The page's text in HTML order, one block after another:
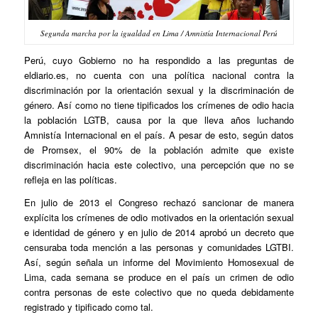
Segunda marcha por la igualdad en Lima / Amnistía Internacional Perú
Perú, cuyo Gobierno no ha respondido a las preguntas de
eldiario.es, no cuenta con una política nacional contra la
discriminación por la orientación sexual y la discriminación de
género. Así como no tiene tipificados los crímenes de odio hacia
la población LGTB, causa por la que lleva años luchando
Amnistía Internacional en el país. A pesar de esto, según datos
de Promsex, el 90% de la población admite que existe
discriminación hacia este colectivo, una percepción que no se
refleja en las políticas.
En julio de 2013 el Congreso rechazó sancionar de manera
explícita los crímenes de odio motivados en la orientación sexual
e identidad de género y en julio de 2014 aprobó un decreto que
censuraba toda mención a las personas y comunidades LGTBI.
Así, según señala un informe del Movimiento Homosexual de
Lima, cada semana se produce en el país un crimen de odio
contra personas de este colectivo que no queda debidamente
registrado y tipificado como tal.